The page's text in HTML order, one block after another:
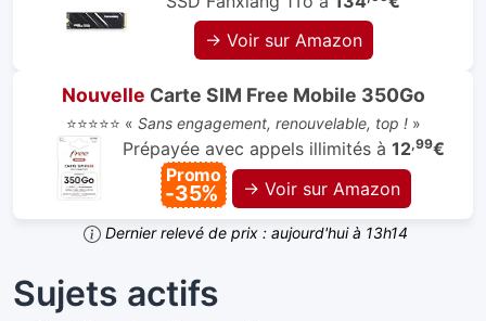
→ Voir sur Amazon
Nouvelle Carte SIM Free Mobile 350Go
⭐⭐⭐⭐⭐ « Sans engagement, renouvelable, top !»
Prépayée avec appels illimités à 12,99€
Promo
-35% → Voir sur Amazon
Dernier relevé de prix : aujourd'hui à 13h14
Sujets actifs